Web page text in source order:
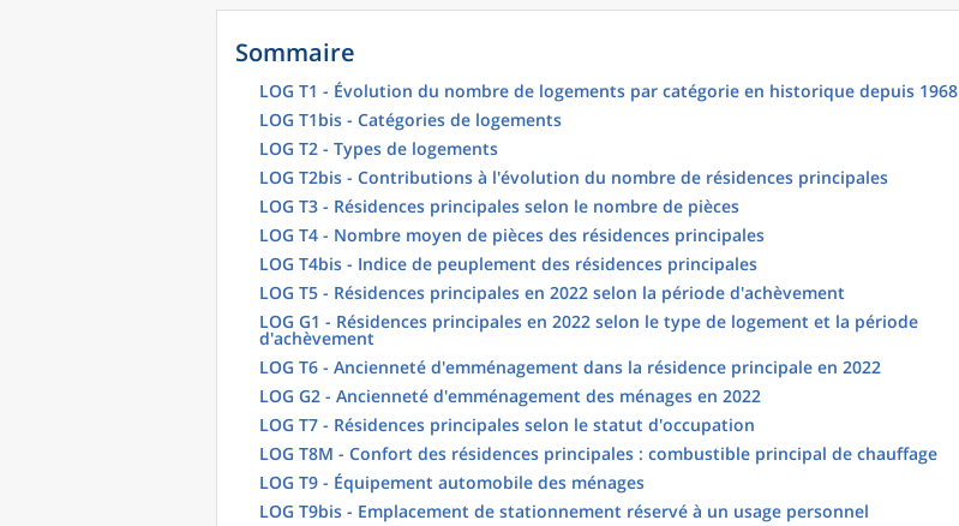
Sommaire
LOG T1 - Évolution du nombre de logements par catégorie en historique depuis 1968
LOG T1bis - Catégories de logements
LOG T2 - Types de logements
LOG T2bis - Contributions à l'évolution du nombre de résidences principales
LOG T3 - Résidences principales selon le nombre de pièces
LOG T4 - Nombre moyen de pièces des résidences principales
LOG T4bis - Indice de peuplement des résidences principales
LOG T5 - Résidences principales en 2022 selon la période d'achèvement
LOG G1 - Résidences principales en 2022 selon le type de logement et la période
d'achèvement
LOG T6 - Ancienneté d'emménagement dans la résidence principale en 2022
LOG G2 - Ancienneté d'emménagement des ménages en 2022
LOG T7 - Résidences principales selon le statut d'occupation
LOG T8M - Confort des résidences principales : combustible principal de chauffage
LOG T9 - Équipement automobile des ménages
LOG T9bis - Emplacement de stationnement réservé à un usage personnel